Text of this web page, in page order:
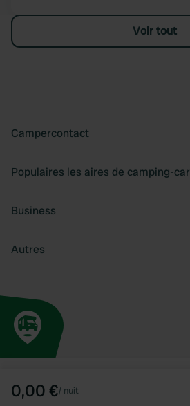
0,00 €/ nuit
Voir tout
Campercontact
Populaires les aires de camping-car
Business
Autres